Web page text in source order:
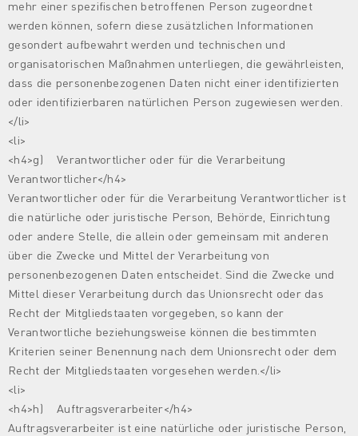
mehr einer spezifischen betroffenen Person zugeordnet
werden können, sofern diese zusätzlichen Informationen
gesondert aufbewahrt werden und technischen und
organisatorischen Maßnahmen unterliegen, die gewährleisten,
dass die personenbezogenen Daten nicht einer identifizierten
oder identifizierbaren natürlichen Person zugewiesen werden.
</li>
<li>
<h4>g) Verantwortlicher oder für die Verarbeitung
Verantwortlicher</h4>
Verantwortlicher oder für die Verarbeitung Verantwortlicher ist
die natürliche oder juristische Person, Behörde, Einrichtung
oder andere Stelle, die allein oder gemeinsam mit anderen
über die Zwecke und Mittel der Verarbeitung von
personenbezogenen Daten entscheidet. Sind die Zwecke und
Mittel dieser Verarbeitung durch das Unionsrecht oder das
Recht der Mitgliedstaaten vorgegeben, so kann der
Verantwortliche beziehungsweise können die bestimmten
Kriterien seiner Benennung nach dem Unionsrecht oder dem
Recht der Mitgliedstaaten vorgesehen werden.</li>
<li>
<h4>h) Auftragsverarbeiter</h4>
Auftragsverarbeiter ist eine natürliche oder juristische Person,